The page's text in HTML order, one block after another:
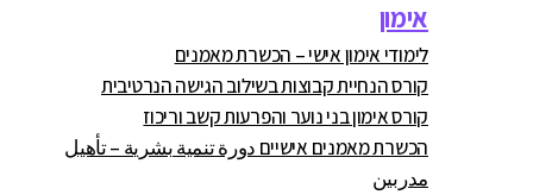
אימון
לימודי אימון אישי – הכשרת מאמנים
קורס הנחיית קבוצות בשילוב הגישה הנרטיבית
קורס אימון בני נוער והפרעות קשב וריכוז
הכשרת מאמנים אישיים دورة تنمية بشرية – تأهيل
مدربين